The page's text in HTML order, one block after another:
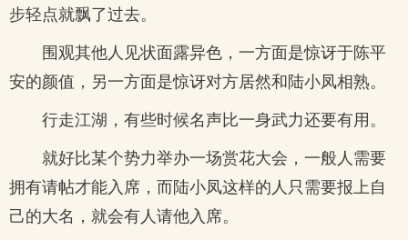
步轻点就飘了过去。
围观其他人见状面露异色，一方面是惊讶于陈平
安的颜值，另一方面是惊讶对方居然和陆小凤相熟。
行走江湖，有些时候名声比一身武力还要有用。
就好比某个势力举办一场赏花大会，一般人需要
拥有请帖才能入席，而陆小凤这样的人只需要报上自
己的大名，就会有人请他入席。